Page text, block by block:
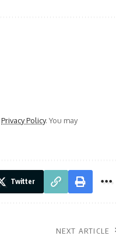
Privacy Policy. You may
Twitter
NEXT ARTICLE